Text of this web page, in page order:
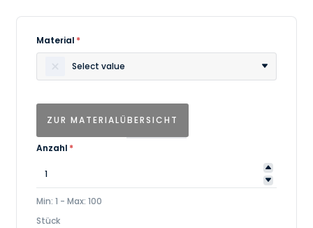
Material *
Select value
ZUR MATERIALÜBERSICHT
Anzahl *
Min: 1 - Max: 100
Stück